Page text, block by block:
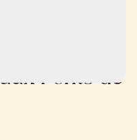
aux Ponts de